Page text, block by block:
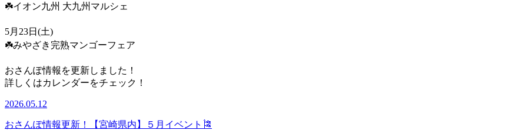
☘️イオン九州 大九州マルシェ
5月23日(土)
☘️みやざき完熟マンゴーフェア
おさんぽ情報を更新しました！
詳しくはカレンダーをチェック！
2026.05.12
おさんぽ情報更新！【宮崎県内】５月イベント🎏